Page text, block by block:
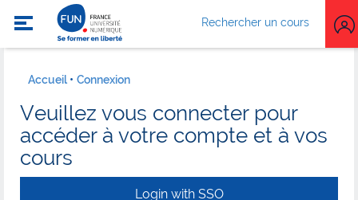
Rechercher un cours
Accueil Connexion
Veuillez vous connecter pour
accéder à votre compte et à vos
cours
Login with SSO